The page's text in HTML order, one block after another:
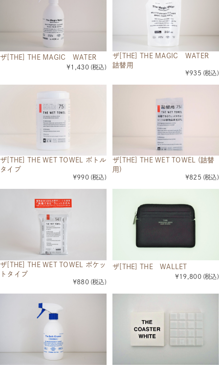
ザ[THE] THE MAGIC WATER
¥1,430 (税込)
ザ[THE] THE MAGIC WATER
詰替用
¥935 (税込)
ザ[THE] THE WET TOWEL ボトル
タイプ
¥990 (税込)
ザ[THE] THE WET TOWEL (詰替
用)
¥825 (税込)
ザ[THE] THE WET TOWEL ポケッ
トタイプ
¥880 (税込)
ザ[THE] THE WALLET
¥19,800 (税込)